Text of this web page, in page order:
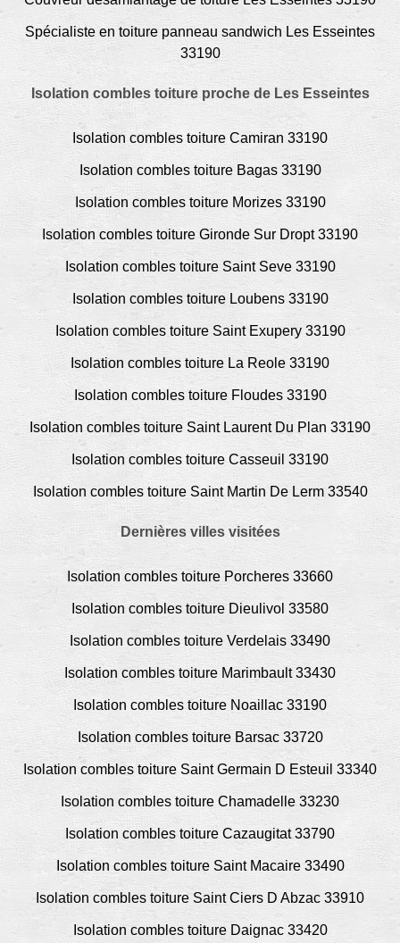
Spécialiste en toiture panneau sandwich Les Esseintes
33190
Isolation combles toiture proche de Les Esseintes
Isolation combles toiture Camiran 33190
Isolation combles toiture Bagas 33190
Isolation combles toiture Morizes 33190
Isolation combles toiture Gironde Sur Dropt 33190
Isolation combles toiture Saint Seve 33190
Isolation combles toiture Loubens 33190
Isolation combles toiture Saint Exupery 33190
Isolation combles toiture La Reole 33190
Isolation combles toiture Floudes 33190
Isolation combles toiture Saint Laurent Du Plan 33190
Isolation combles toiture Casseuil 33190
Isolation combles toiture Saint Martin De Lerm 33540
Dernières villes visitées
Isolation combles toiture Porcheres 33660
Isolation combles toiture Dieulivol 33580
Isolation combles toiture Verdelais 33490
Isolation combles toiture Marimbault 33430
Isolation combles toiture Noaillac 33190
Isolation combles toiture Barsac 33720
Isolation combles toiture Saint Germain D Esteuil 33340
Isolation combles toiture Chamadelle 33230
Isolation combles toiture Cazaugitat 33790
Isolation combles toiture Saint Macaire 33490
Isolation combles toiture Saint Ciers D Abzac 33910
Isolation combles toiture Daignac 33420